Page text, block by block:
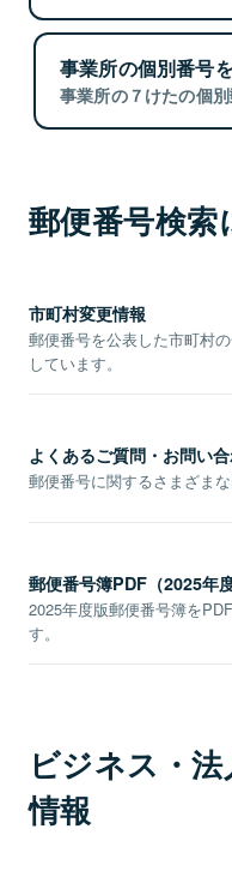
事業所の個別番号
事業所の７けたの個
郵便番号検索
市町村変更情報
郵便番号を公表した市町村
しています。
よくあるご質問・お問い
郵便番号に関するさまざまな
郵便番号簿PDF（2025年度
2025年度版郵便番号簿を
す。
ビジネス・
情報